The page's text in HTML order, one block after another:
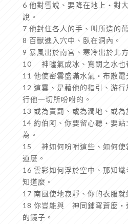
6 他對雪說、要降在地上‧對
說。
7 他封住各人的手、叫所造的
8 百獸進入穴中、臥在洞內。
9 暴風出於南宮、寒冷出於北方
10 神噓氣成冰、寬闊之水也
11 他使密雲盛滿水氣‧布散電
12 這雲、是藉他的指引、游
行他一切所吩咐的。
13 或為責罰、或為潤地、或為
14 約伯阿、你要留心聽‧要
為。
15 神如何吩咐這些、如何使
道麼。
16 雲彩如何浮於空中、那知
知道麼。
17 南風使地寂靜、你的衣服就
18 你豈能與 神同鋪穹蒼麼‧
的鏡子。